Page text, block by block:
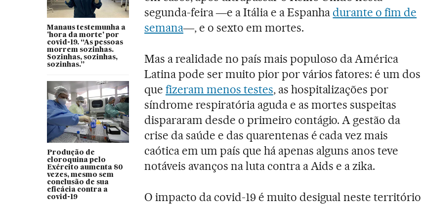
Manaus testemunha a
'hora da morte’ por
covid-19. “As pessoas
morrem sozinhas.
Sozinhas, sozinhas,
sozinhas.”
Produção de
cloroquina pelo
Exército aumenta 80
vezes, mesmo sem
conclusão de sua
eficácia contra a
covid-19
segunda-feira ―e a Itália e a Espanha durante o fim de
semana―, e o sexto em mortes.
Mas a realidade no país mais populoso da América
Latina pode ser muito pior por vários fatores: é um dos
quefizeram menos testes, as hospitalizações por
síndrome respiratória aguda e as mortes suspeitas
dispararam desde o primeiro contágio. A gestão da
crise da saúde e das quarentenas é cada vez mais
caótica em um país que há apenas alguns anos teve
notáveis avanços na luta contra a Aids e a zika.
O impacto da covid-19 é muito desigual neste território